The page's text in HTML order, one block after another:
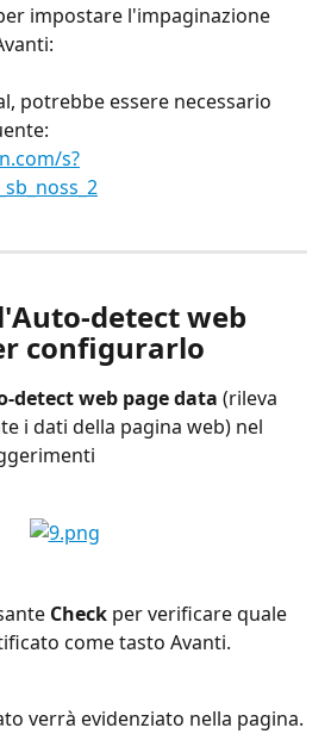
impostare l'impaginazione
potrebbe essere necessario
s?
Auto-detect web
configurarlo
detect web page data (rileva
i dati della pagina web) nel
Check per verificare quale
come tasto Avanti.
verrà evidenziato nella pagina.